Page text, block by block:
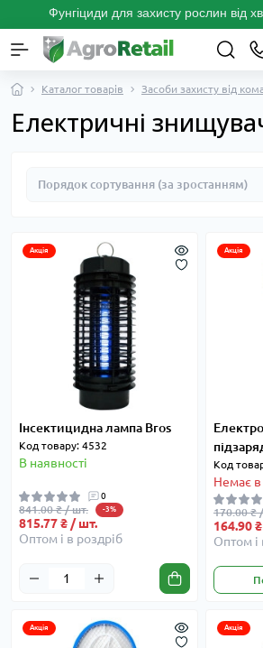
Фунгіциди для захисту рослин від
Каталог товарів Засоби захисту від
Електричні
Акція
Інсектицидна лампа Bros
Код товару: 4532
В наявності
0
841.00 ₴ / шт. -3%
815.77 ₴ / шт.
Оптом і в роздріб
Акція
Код
Немає в
170.00 ₴
164.90
Оптом і
Акція Акція